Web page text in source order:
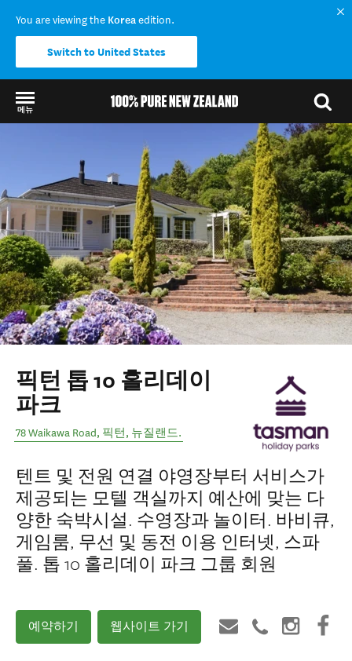
You are viewing the Koreaedition.
Switch to United States
메뉴
픽턴 톱 10 홀리데이
파크
78 Waikawa Road, 픽턴, 뉴질랜드.
텐트 및 전원 연결 야영장부터 서비스가
제공되는 모텔 객실까지 예산에 맞는 다
양한 숙박시설. 수영장과 놀이터. 바비큐,
게임룸, 무선 및 동전 이용 인터넷, 스파
풀. 톱 10 홀리데이 파크 그룹 회원
예약하기 웹사이트 가기